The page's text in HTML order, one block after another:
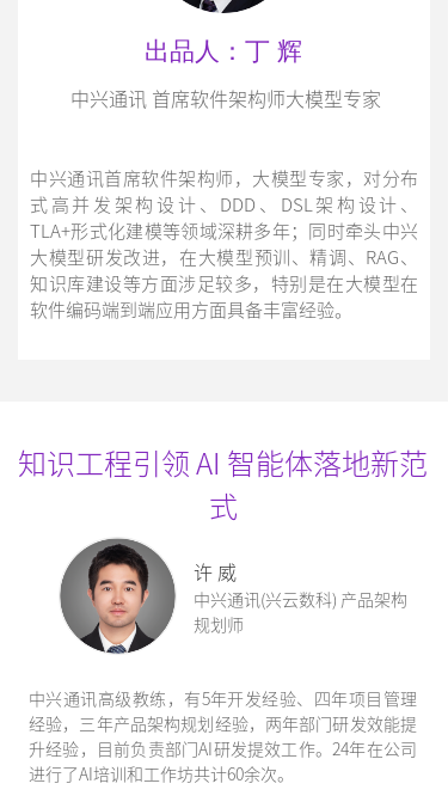
出品人：丁 辉
中兴通讯 首席软件架构师大模型专家
中兴通讯首席软件架构师，大模型专家，对分布
式高并发架构设计、DDD、DSL架构设计、
TLA+形式化建模等领域深耕多年；同时牵头中兴
大模型研发改进，在大模型预训、精调、RAG、
知识库建设等方面涉足较多，特别是在大模型在
软件编码端到端应用方面具备丰富经验。
许 威
中兴通讯(兴云数科) 产品架构
规划师
中兴通讯高级教练，有5年开发经验、四年项目管理
经验，三年产品架构规划经验，两年部门研发效能提
升经验，目前负责部门AI研发提效工作。24年在公司
进行了AI培训和工作坊共计60余次。
知识工程引领 AI 智能体落地新范
式